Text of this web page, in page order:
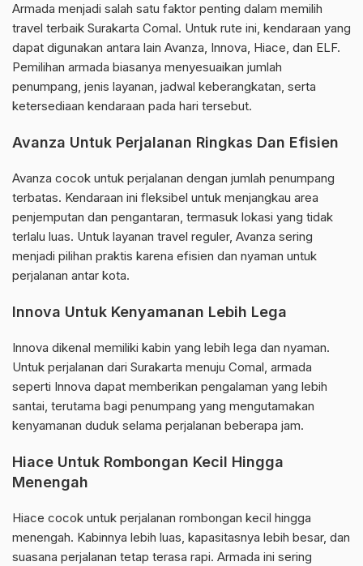
Armada menjadi salah satu faktor penting dalam memilih
travel terbaik Surakarta Comal. Untuk rute ini, kendaraan yang
dapat digunakan antara lain Avanza, Innova, Hiace, dan ELF.
Pemilihan armada biasanya menyesuaikan jumlah
penumpang, jenis layanan, jadwal keberangkatan, serta
ketersediaan kendaraan pada hari tersebut.
Avanza Untuk Perjalanan Ringkas Dan Efisien
Avanza cocok untuk perjalanan dengan jumlah penumpang
terbatas. Kendaraan ini fleksibel untuk menjangkau area
penjemputan dan pengantaran, termasuk lokasi yang tidak
terlalu luas. Untuk layanan travel reguler, Avanza sering
menjadi pilihan praktis karena efisien dan nyaman untuk
perjalanan antar kota.
Innova Untuk Kenyamanan Lebih Lega
Innova dikenal memiliki kabin yang lebih lega dan nyaman.
Untuk perjalanan dari Surakarta menuju Comal, armada
seperti Innova dapat memberikan pengalaman yang lebih
santai, terutama bagi penumpang yang mengutamakan
kenyamanan duduk selama perjalanan beberapa jam.
Hiace Untuk Rombongan Kecil Hingga
Menengah
Hiace cocok untuk perjalanan rombongan kecil hingga
menengah. Kabinnya lebih luas, kapasitasnya lebih besar, dan
suasana perjalanan tetap terasa rapi. Armada ini sering